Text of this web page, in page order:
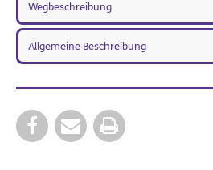
Wegbeschreibung
Allgemeine Beschreibung